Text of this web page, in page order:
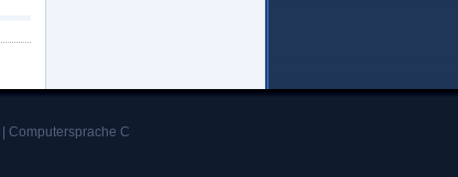
| Computersprache C